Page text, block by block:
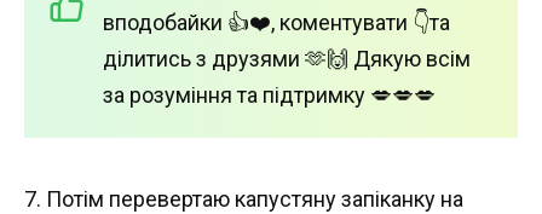
вподобайки 👍❤️, коментувати 👇та
ділитись з друзями 🫶🙌 Дякую всім
за розуміння та підтримку 💋💋💋
7. Потім перевертаю капустяну запіканку на